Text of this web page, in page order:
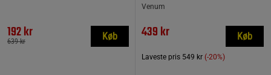
192 kr
639 kr Køb
Venum
439 kr
Laveste pris 549 kr (-20%)
Køb